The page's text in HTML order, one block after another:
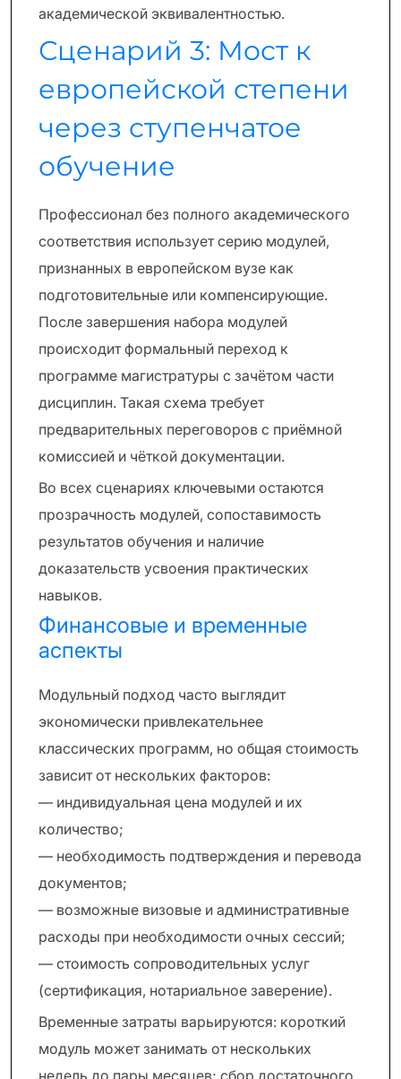
академической эквивалентностью.
Сценарий 3: Мост к
европейской степени
через ступенчатое
обучение
Профессионал без полного академического
соответствия использует серию модулей,
признанных в европейском вузе как
подготовительные или компенсирующие.
После завершения набора модулей
происходит формальный переход к
программе магистратуры с зачётом части
дисциплин. Такая схема требует
предварительных переговоров с приёмной
комиссией и чёткой документации.
Во всех сценариях ключевыми остаются
прозрачность модулей, сопоставимость
результатов обучения и наличие
доказательств усвоения практических
навыков.
Финансовые и временные
аспекты
Модульный подход часто выглядит
экономически привлекательнее
классических программ, но общая стоимость
зависит от нескольких факторов:
— индивидуальная цена модулей и их
количество;
— необходимость подтверждения и перевода
документов;
— возможные визовые и административные
расходы при необходимости очных сессий;
— стоимость сопроводительных услуг
(сертификация, нотариальное заверение).
Временные затраты варьируются: короткий
модуль может занимать от нескольких
недель до пары месяцев; сбор достаточного